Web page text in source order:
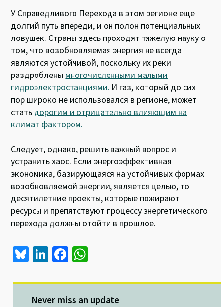
У Справедливого Перехода в этом регионе еще
долгий путь впереди, и он полон потенциальных
ловушек. Страны здесь проходят тяжелую науку о
том, что возобновляемая энергия не всегда
являются устойчивой, поскольку их реки
раздроблены многочисленными малыми
гидроэлектростанциями. И газ, который до сих
пор широко не использовался в регионе, может
стать дорогим и отрицательно влияющим на
климат фактором.
Следует, однако, решить важный вопрос и
устранить хаос. Если энергоэффективная
экономика, базирующаяся на устойчивых формах
возобновляемой энергии, является целью, то
десятилетние проекты, которые пожирают
ресурсы и препятствуют процессу энергетического
перехода должны отойти в прошлое.
Bl
es
ky
Li
ke
dI
Fa
b
o
at
sA
Never miss an update